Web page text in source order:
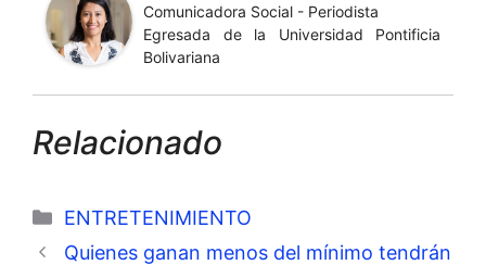
Comunicadora Social - Periodista
Egresada de la Universidad Pontificia
Bolivariana
Relacionado
Categorías
ENTRETENIMIENTO
Quienes ganan menos del mínimo tendrán